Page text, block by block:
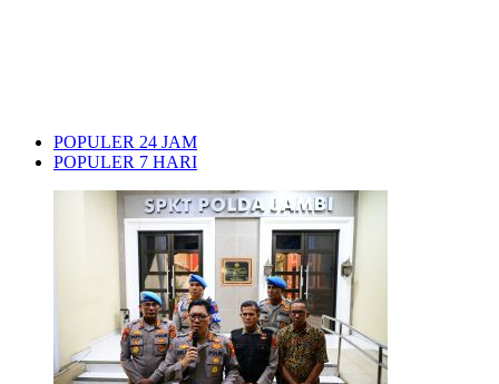
POPULER 24 JAM
POPULER 7 HARI